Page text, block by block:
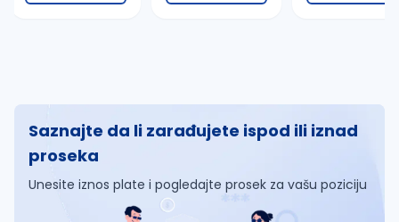
Saznajte da li zarađujete ispod ili iznad
proseka
Unesite iznos plate i pogledajte prosek za vašu poziciju